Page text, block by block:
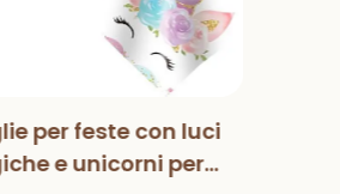
per feste con luci
e unicorni per